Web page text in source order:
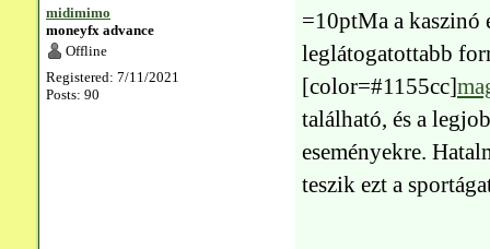
midimimo
moneyfx advance
Offline
Registered: 7/11/2021
Posts: 90
=10ptMa a kaszinó
leglátogatottabb
[color=#1155cc]
található, és a
eseményekre.
teszik ezt a